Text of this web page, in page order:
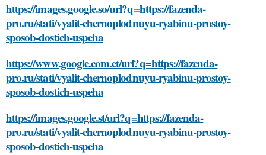
https://images.google.so/url?q=https://fazenda-
pro.ru/stati/vyalit-chernoplodnuyu-ryabinu-prostoy-
sposob-dostich-uspeha
https://www.google.com.et/url?q=https://fazenda-
pro.ru/stati/vyalit-chernoplodnuyu-ryabinu-prostoy-
sposob-dostich-uspeha
https://images.google.st/url?q=https://fazenda-
pro.ru/stati/vyalit-chernoplodnuyu-ryabinu-prostoy-
sposob-dostich-uspeha